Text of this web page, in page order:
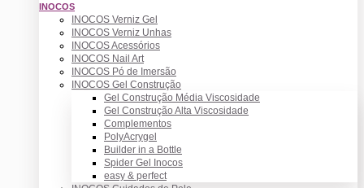
INOCOS
INOCOS Verniz Gel
INOCOS Verniz Unhas
INOCOS Acessórios
INOCOS Nail Art
INOCOS Pó de Imersão
INOCOS Gel Construção
Gel Construção Média Viscosidade
Gel Construção Alta Viscosidade
Complementos
PolyAcrygel
Builder in a Bottle
Spider Gel Inocos
easy & perfect